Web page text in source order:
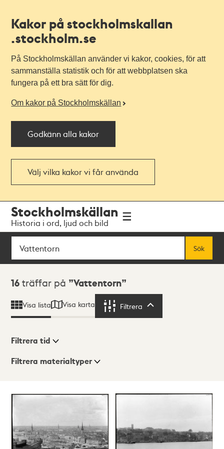
Kakor på stockholmskallan
.stockholm.se
På Stockholmskällan använder vi kakor, cookies, för att
sammanställa statistik och för att webbplatsen ska
fungera på ett bra sätt för dig.
Om kakor på Stockholmskällan
Godkänn alla kakor
Välj vilka kakor vi får använda
navigationen
huvudinnehållet
Stockholmskällan
Historia i ord, ljud och bild
Sök
Sök
Sökresultat
16 träffar på Vattentorn
Visa lista Visa karta Filtrera
Visningsläge
Filtrera tid
Filtrera materialtyper
träffar